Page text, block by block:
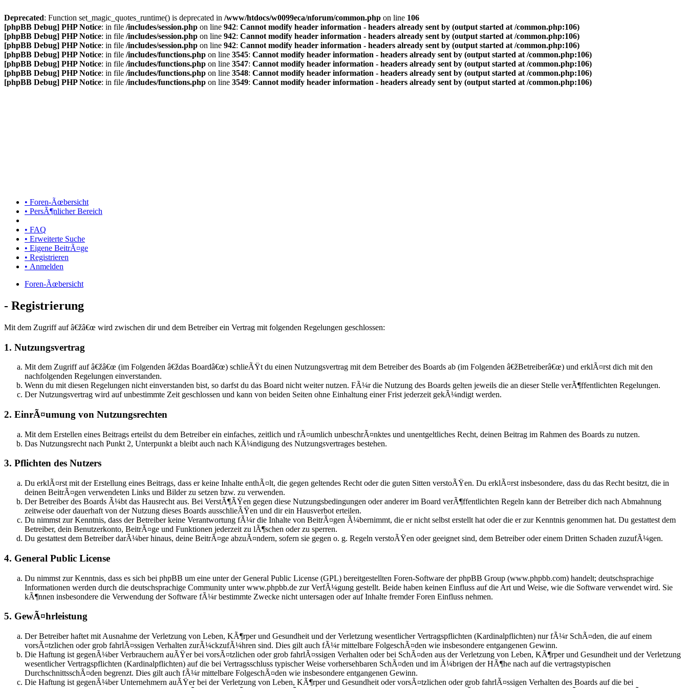
Deprecated: Function set_magic_quotes_runtime() is deprecated in /www/htdocs/w0099eca/nforum/common.php on line 106
[phpBB Debug] PHP Notice: in file /includes/session.php on line 942: Cannot modify header information - headers already sent by (output started at /common.php:106)
[phpBB Debug] PHP Notice: in file /includes/session.php on line 942: Cannot modify header information - headers already sent by (output started at /common.php:106)
[phpBB Debug] PHP Notice: in file /includes/session.php on line 942: Cannot modify header information - headers already sent by (output started at /common.php:106)
[phpBB Debug] PHP Notice: in file /includes/functions.php on line 3545: Cannot modify header information - headers already sent by (output started at /common.php:106)
[phpBB Debug] PHP Notice: in file /includes/functions.php on line 3547: Cannot modify header information - headers already sent by (output started at /common.php:106)
[phpBB Debug] PHP Notice: in file /includes/functions.php on line 3548: Cannot modify header information - headers already sent by (output started at /common.php:106)
[phpBB Debug] PHP Notice: in file /includes/functions.php on line 3549: Cannot modify header information - headers already sent by (output started at /common.php:106)
• Foren-Ãœbersicht
• PersÃ¶nlicher Bereich
• FAQ
• Erweiterte Suche
• Eigene BeitrÃ¤ge
• Registrieren
• Anmelden
Foren-Ãœbersicht
- Registrierung
Mit dem Zugriff auf â€žâ€œ wird zwischen dir und dem Betreiber ein Vertrag mit folgenden Regelungen geschlossen:
1. Nutzungsvertrag
Mit dem Zugriff auf â€žâ€œ (im Folgenden â€ždas Boardâ€œ) schlieÃŸt du einen Nutzungsvertrag mit dem Betreiber des Boards ab (im Folgenden â€žBetreiberâ€œ) und erklÃ¤rst dich mit den
nachfolgenden Regelungen einverstanden.
Wenn du mit diesen Regelungen nicht einverstanden bist, so darfst du das Board nicht weiter nutzen. FÃ¼r die Nutzung des Boards gelten jeweils die an dieser Stelle verÃ¶ffentlichten Regelungen.
Der Nutzungsvertrag wird auf unbestimmte Zeit geschlossen und kann von beiden Seiten ohne Einhaltung einer Frist jederzeit gekÃ¼ndigt werden.
2. EinrÃ¤umung von Nutzungsrechten
Mit dem Erstellen eines Beitrags erteilst du dem Betreiber ein einfaches, zeitlich und rÃ¤umlich unbeschrÃ¤nktes und unentgeltliches Recht, deinen Beitrag im Rahmen des Boards zu nutzen.
Das Nutzungsrecht nach Punkt 2, Unterpunkt a bleibt auch nach KÃ¼ndigung des Nutzungsvertrages bestehen.
3. Pflichten des Nutzers
Du erklÃ¤rst mit der Erstellung eines Beitrags, dass er keine Inhalte enthÃ¤lt, die gegen geltendes Recht oder die guten Sitten verstoÃŸen. Du erklÃ¤rst insbesondere, dass du das Recht besitzt, die in
deinen BeitrÃ¤gen verwendeten Links und Bilder zu setzen bzw. zu verwenden.
Der Betreiber des Boards Ã¼bt das Hausrecht aus. Bei VerstÃ¶ÃŸen gegen diese Nutzungsbedingungen oder anderer im Board verÃ¶ffentlichten Regeln kann der Betreiber dich nach Abmahnung
zeitweise oder dauerhaft von der Nutzung dieses Boards ausschlieÃŸen und dir ein Hausverbot erteilen.
Du nimmst zur Kenntnis, dass der Betreiber keine Verantwortung fÃ¼r die Inhalte von BeitrÃ¤gen Ã¼bernimmt, die er nicht selbst erstellt hat oder die er zur Kenntnis genommen hat. Du gestattest dem
Betreiber, dein Benutzerkonto, BeitrÃ¤ge und Funktionen jederzeit zu lÃ¶schen oder zu sperren.
Du gestattest dem Betreiber darÃ¼ber hinaus, deine BeitrÃ¤ge abzuÃ¤ndern, sofern sie gegen o. g. Regeln verstoÃŸen oder geeignet sind, dem Betreiber oder einem Dritten Schaden zuzufÃ¼gen.
4. General Public License
Du nimmst zur Kenntnis, dass es sich bei phpBB um eine unter der General Public License (GPL) bereitgestellten Foren-Software der phpBB Group (www.phpbb.com) handelt; deutschsprachige
Informationen werden durch die deutschsprachige Community unter www.phpbb.de zur VerfÃ¼gung gestellt. Beide haben keinen Einfluss auf die Art und Weise, wie die Software verwendet wird. Sie
kÃ¶nnen insbesondere die Verwendung der Software fÃ¼r bestimmte Zwecke nicht untersagen oder auf Inhalte fremder Foren Einfluss nehmen.
5. GewÃ¤hrleistung
Der Betreiber haftet mit Ausnahme der Verletzung von Leben, KÃ¶rper und Gesundheit und der Verletzung wesentlicher Vertragspflichten (Kardinalpflichten) nur fÃ¼r SchÃ¤den, die auf einem
vorsÃ¤tzlichen oder grob fahrlÃ¤ssigen Verhalten zurÃ¼ckzufÃ¼hren sind. Dies gilt auch fÃ¼r mittelbare FolgeschÃ¤den wie insbesondere entgangenen Gewinn.
Die Haftung ist gegenÃ¼ber Verbrauchern auÃŸer bei vorsÃ¤tzlichen oder grob fahrlÃ¤ssigen Verhalten oder bei SchÃ¤den aus der Verletzung von Leben, KÃ¶rper und Gesundheit und der Verletzung
wesentlicher Vertragspflichten (Kardinalpflichten) auf die bei Vertragsschluss typischer Weise vorhersehbaren SchÃ¤den und im Ã¼brigen der HÃ¶he nach auf die vertragstypischen
DurchschnittsschÃ¤den begrenzt. Dies gilt auch fÃ¼r mittelbare FolgeschÃ¤den wie insbesondere entgangenen Gewinn.
Die Haftung ist gegenÃ¼ber Unternehmern auÃŸer bei der Verletzung von Leben, KÃ¶rper und Gesundheit oder vorsÃ¤tzlichen oder grob fahrlÃ¤ssigen Verhalten des Boards auf die bei